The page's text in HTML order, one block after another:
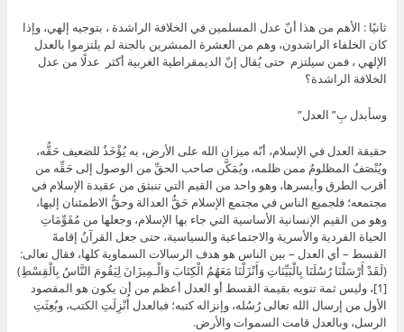
ثانيًا : الأهم من هذا أنّ عدل المسلمين في الخلافة الراشدة ، بتوجيه إلهي، وإذا
كان الخلفاء الراشدون، وهم من العشرة المبشرين بالجنة لم يلتزموا بالعدل
الإلهي ، فمن سيلتزم حتى يُقال إنّ الديمقراطية الغربية أكثر عدلًا من عدل
الخلافة الراشدة؟
وسأبدل بِ” العدل”
حقيقة العدل في الإسلام، أنّه ميزان الله على الأرض، به يُؤْخَذُ للضعيف حَقُّه،
ويُنْصَفُ المظلومُ ممن ظلمه، ويُمَكَّن صاحب الحقِّ من الوصول إلى حَقِّه من
أقرب الطرق وأيسرها، وهو واحد من القيم التي تنبثق من عقيدة الإسلام في
مجتمعه؛ فلجميع الناس في مجتمع الإسلام حَقُّ العدالة وحقُّ الاطمئنان إليها،
وهو من القيم الإنسانية الأساسية التي جاء بها الإسلام، وجعلها من مُقَوِّمَاتِ
الحياة الفردية والأسرية والاجتماعية والسياسية، حتى جعل القرآنُ إقامةَ
القسط – أي العدل – بين الناس هو هدف الرسالات السماوية كلها، فقال تعالى:
(لَقَدْ أَرْسَلْنَا رُسُلَنَا بِالْبَيِّنَاتِ وَأَنْزَلْنَا مَعَهُمُ الْكِتَابَ وَالْـمِيزَانَ لِيَقُومَ النَّاسُ بِالْقِسْطِ)
[1]، وليس ثمة تنويه بقيمة القسط أو العدل أعظم من أن يكون هو المقصود
الأول من إرسال الله تعالى رُسُله، وإنزاله كتبه؛ فبالعدل أُنْزِلَتِ الكتب، وبُعِثَتِ
الرسل، وبالعدل قامت السموات والأرض.